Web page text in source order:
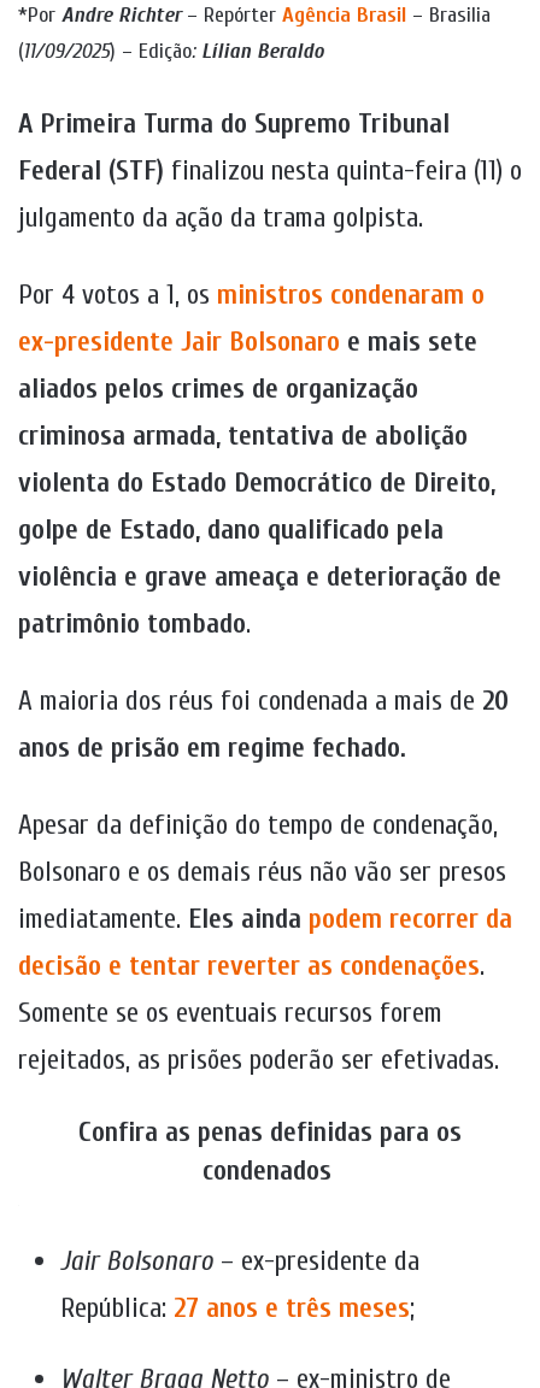
*Por Andre Richter– Repórter Agência Brasil – Brasilia
(11/09/2025) – Edição: Lílian Beraldo
A Primeira Turma do Supremo Tribunal
Federal (STF) finalizou nesta quinta-feira (11) o
julgamento da ação da trama golpista.
Por 4 votos a 1, os ministros condenaram o
ex-presidente Jair Bolsonaro e mais sete
aliados pelos crimes de organização
criminosa armada, tentativa de abolição
violenta do Estado Democrático de Direito,
golpe de Estado, dano qualificado pela
violência e grave ameaça e deterioração de
patrimônio tombado.
A maioria dos réus foi condenada a mais de 20
anos de prisão em regime fechado.
Apesar da definição do tempo de condenação,
Bolsonaro e os demais réus não vão ser presos
imediatamente. Eles ainda podem recorrer da
decisão e tentar reverter as condenações.
Somente se os eventuais recursos forem
rejeitados, as prisões poderão ser efetivadas.
Confira as penas definidas para os
condenados
Jair Bolsonaro – ex-presidente da
República: 27 anos e três meses;
Walter Braga Netto – ex-ministro de